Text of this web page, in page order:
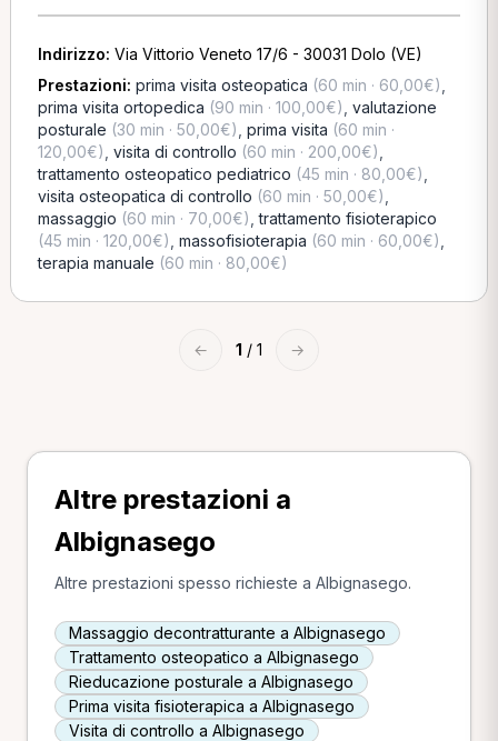
Indirizzo: Via Vittorio Veneto 17/6 - 30031 Dolo (VE)
Prestazioni: prima visita osteopatica (60 min · 60,00€)
prima visita ortopedica (90 min · 100,00€) valutazione
posturale (30 min · 50,00€) prima visita (60 min ·
120,00€) visita di controllo (60 min · 200,00€)
trattamento osteopatico pediatrico (45 min · 80,00€)
visita osteopatica di controllo (60 min · 50,00€)
massaggio (60 min · 70,00€) ,trattamento fisioterapico
(45 min · 120,00€) massofisioterapia (60 min · 60,00€)
terapia manuale (60 min · 80,00€)
← 1 / 1 →
Altre prestazioni a
Albignasego
Altre prestazioni spesso richieste a Albignasego.
Massaggio decontratturante a Albignasego
Trattamento osteopatico a Albignasego
Rieducazione posturale a Albignasego
Prima visita fisioterapica a Albignasego
Visita di controllo a Albignasego